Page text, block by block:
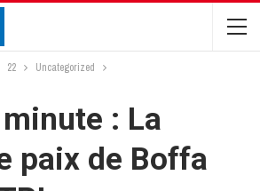
22 Uncategorized
: La
paix de Boffa